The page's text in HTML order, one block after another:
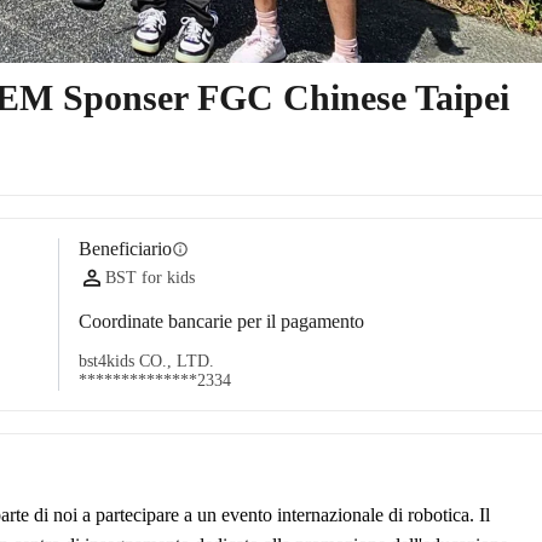
Sponser FGC Chinese Taipei
Beneficiarioinfo
BST for kids
Coordinate bancarie per il pagamento
bst4kids CO., LTD.
**************2334
di noi a partecipare a un evento internazionale di robotica. Il